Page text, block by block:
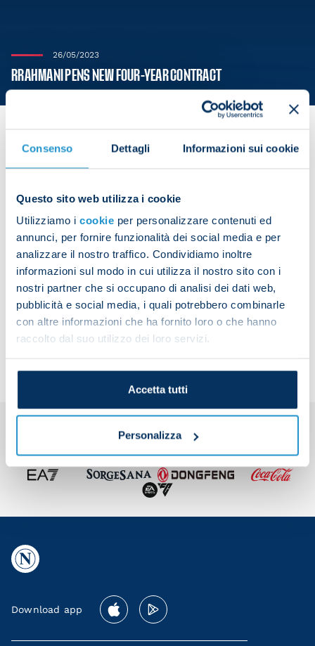
Consenso Dettagli Informazioni sui cookie
Questo sito web utilizza i cookie
Utilizziamo i cookie per personalizzare contenuti ed
annunci, per fornire funzionalità dei social media e per
analizzare il nostro traffico. Condividiamo inoltre
informazioni sul modo in cui utilizza il nostro sito con i
nostri partner che si occupano di analisi dei dati web,
pubblicità e social media, i quali potrebbero combinarle
con altre informazioni che ha fornito loro o che hanno
raccolto dal suo utilizzo dei loro servizi.
Accetta tutti
Personalizza
26/05/2023
RRAHMANI PENS NEW FOUR-YEAR CONTRACT
Rrahmani has agreed terms on a new four-year
includes an option for the club to extend the
contract for a further season, until 30 June 2028.
Share the article with your friends and support the
Download app